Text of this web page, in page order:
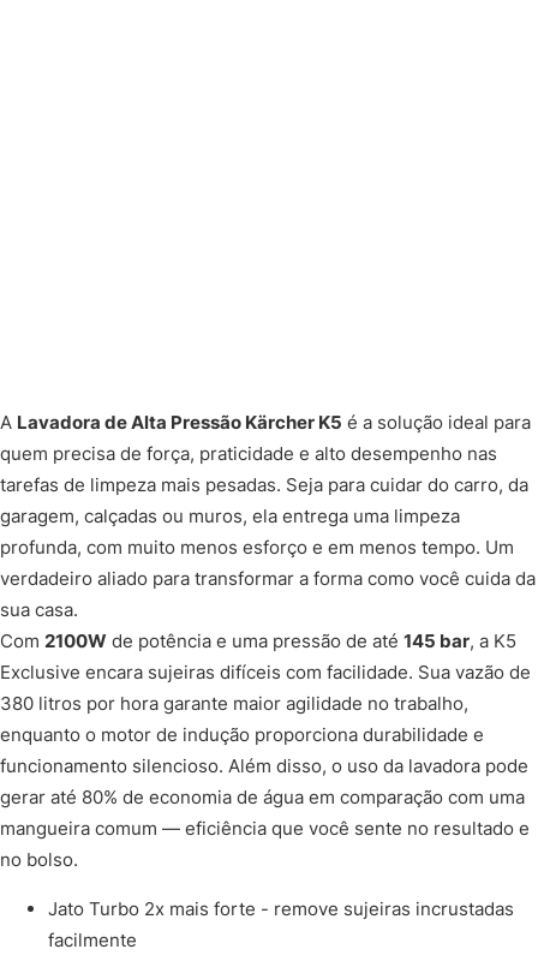
A Lavadora de Alta Pressão Kärcher K5 é a solução ideal para
quem precisa de força, praticidade e alto desempenho nas
tarefas de limpeza mais pesadas. Seja para cuidar do carro, da
garagem, calçadas ou muros, ela entrega uma limpeza
profunda, com muito menos esforço e em menos tempo. Um
verdadeiro aliado para transformar a forma como você cuida da
sua casa.
Com 2100W de potência e uma pressão de até 145 bar, a K5
Exclusive encara sujeiras difíceis com facilidade. Sua vazão de
380 litros por hora garante maior agilidade no trabalho,
enquanto o motor de indução proporciona durabilidade e
funcionamento silencioso. Além disso, o uso da lavadora pode
gerar até 80% de economia de água em comparação com uma
mangueira comum — eficiência que você sente no resultado e
no bolso.
Jato Turbo 2x mais forte - remove sujeiras incrustadas
facilmente